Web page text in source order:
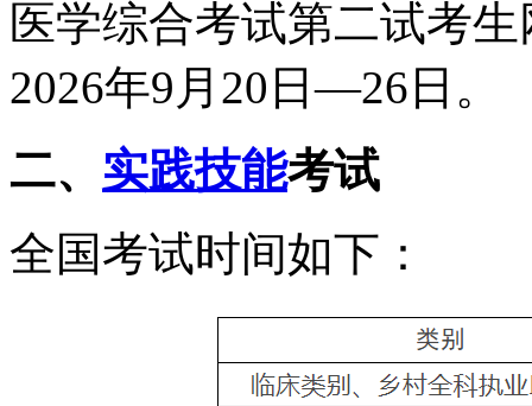
医学综合考试第二试考
2026年9月20日—26日。
二、 实践技能考试
全国考试时间如下：